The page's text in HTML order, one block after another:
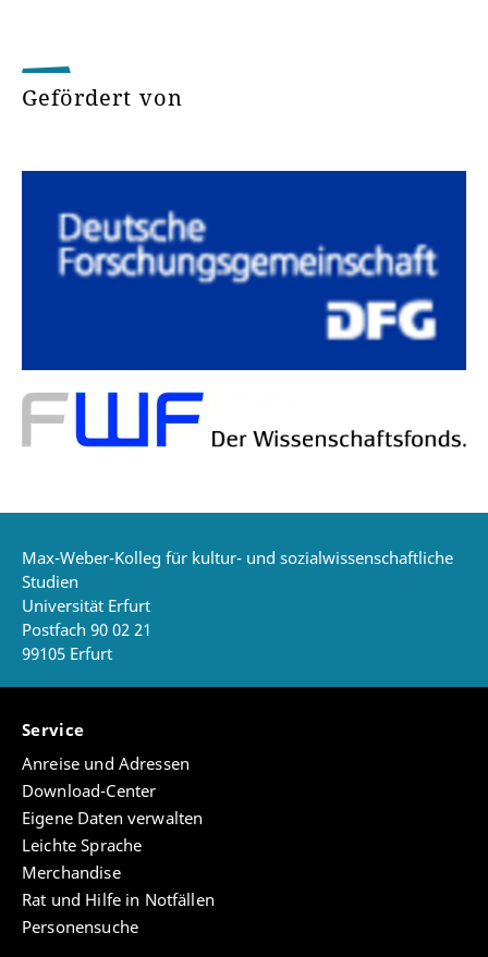
Gefördert von
Max-Weber-Kolleg für kultur- und sozialwissenschaftliche
Studien
Universität Erfurt
Postfach 90 02 21
99105 Erfurt
Service
Anreise und Adressen
Download-Center
Eigene Daten verwalten
Leichte Sprache
Merchandise
Rat und Hilfe in Notfällen
Personensuche